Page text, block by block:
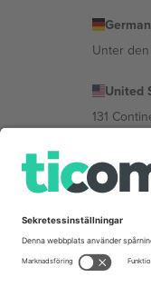
Unter den
United
131
Bulgaria
Regus
Mexico
Av